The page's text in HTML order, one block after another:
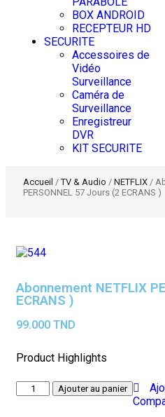
BOX ANDROID
RECEPTEUR HD
SECURITE
Accessoires de
Vidéo
Surveillance
Caméra de
Surveillance
Enregistreur
DVR
KIT SECURITE
Accueil /TV & Audio / NETFLIX /
PERSONNEL 57 Jours (2 ECRANS )
Abonnement NETFLIX
ECRANS )
99.000 TND
Product Highlights
Ajouter au panier